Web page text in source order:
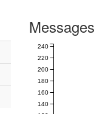
140
160
180
200
220
240